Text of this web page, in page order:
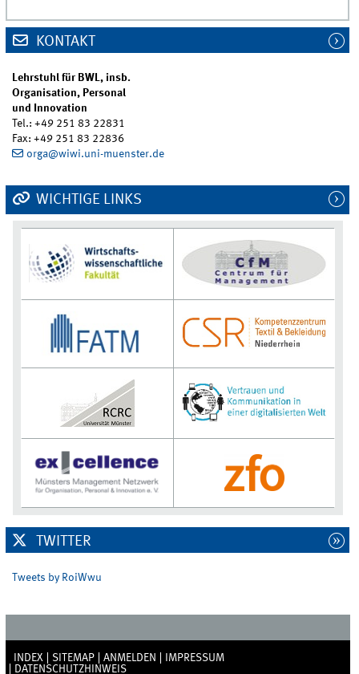
KONTAKT
Lehrstuhl für BWL, insb.
Organisation, Personal
und Innovation
Tel.: +49 251 83 22831
Fax: +49 251 83 22836
orga@wiwi.uni-muenster.de
WICHTIGE LINKS
TWITTER
Tweets by RoiWwu
INDEX SITEMAP ANMELDEN
IMPRESSUM
DATENSCHUTZHINWEIS